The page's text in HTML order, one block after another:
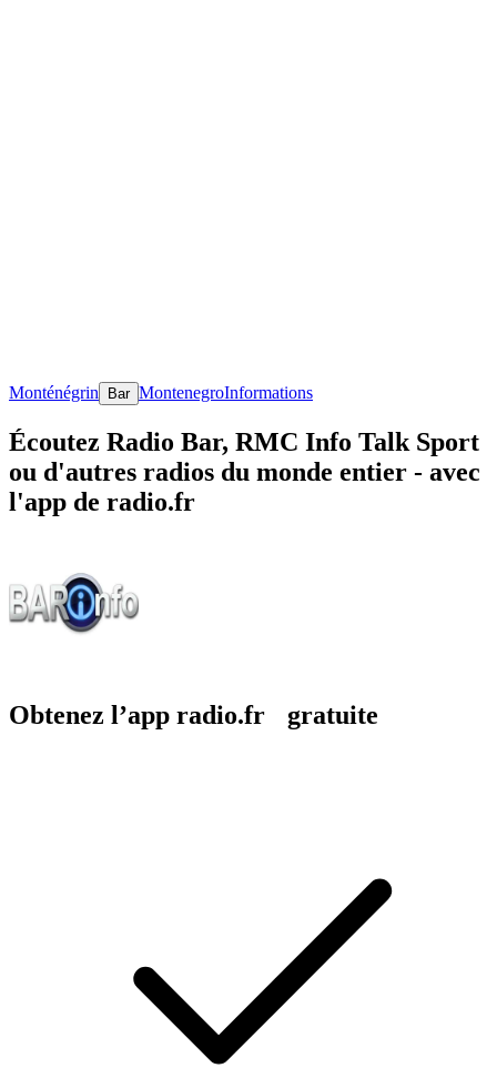
Monténégrin Bar MontenegroInformations
Écoutez Radio Bar, RMC Info Talk Sport
ou d'autres radios du monde entier - avec
l'app de radio.fr
Obtenez l’app radio.fr gratuite